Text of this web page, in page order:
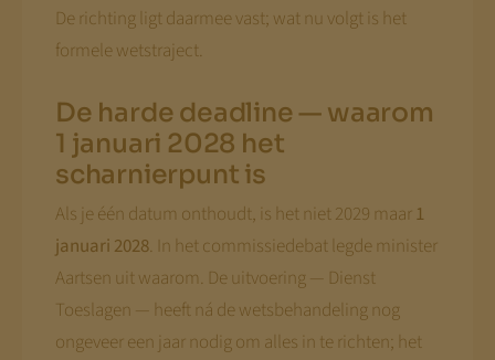
De richting ligt daarmee vast; wat nu volgt is het
formele wetstraject.
De harde deadline — waarom
1 januari 2028 het
scharnierpunt is
Als je één datum onthoudt, is het niet 2029 maar 1
januari 2028. In het commissiedebat legde minister
Aartsen uit waarom. De uitvoering — Dienst
Toeslagen — heeft ná de wetsbehandeling nog
ongeveer een jaar nodig om alles in te richten; het